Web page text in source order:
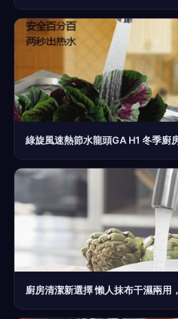
綠旋風速熱節水龍頭GA H1 冬季廚
廚房清潔新選擇 懶人抹布干濕兩用